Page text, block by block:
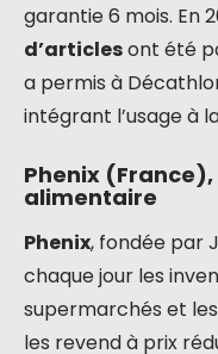
garantie 6 mois. En
d’articlesont été
a permis à
intégrant l’usage à
Phenix
alimentaire
Phenix, fondée par
chaque jour les
supermarchés et
les revend à prix